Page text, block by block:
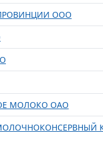
ООО
МОЛОКО ОАО